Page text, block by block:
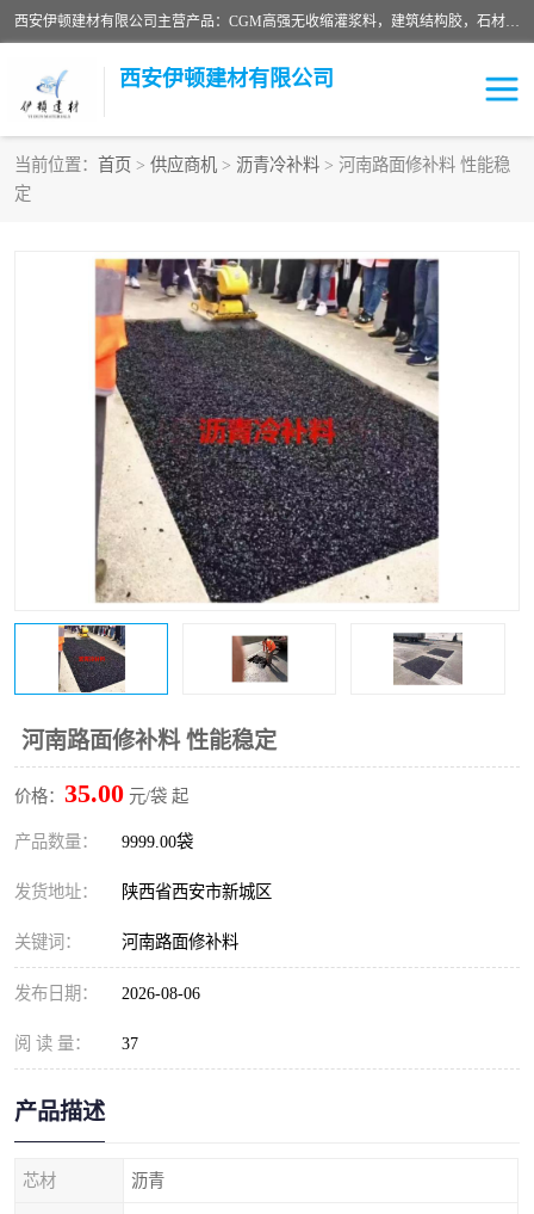
西安伊顿建材有限公司主营产品：CGM高强无收缩灌浆料，建筑结构胶，石材粘合剂，柔性防水材料，环氧修补砂浆等在各个行业得到了客户认可。
西安伊顿建材有限公司
当前位置： 首页 > 供应商机 > 沥青冷补料 > 河南路面修补料 性能稳
定
河南路面修补料 性能稳定
价格： 35.00 元/袋 起
产品数量： 9999.00袋
发货地址： 陕西省西安市新城区
关键词： 河南路面修补料
发布日期： 2026-08-06
阅 读 量： 37
产品描述
芯材 沥青
环氧砂浆 修补砂浆
自流平水泥 水泥路面修补材料
瓷砖粘合剂 沥青冷补料
高延性混凝土 速凝剂
碳纤维布 金刚砂
桥梁伸缩缝快速修补料 防静电不发火砂浆
膨胀剂 混凝土防碳化涂料
融雪剂